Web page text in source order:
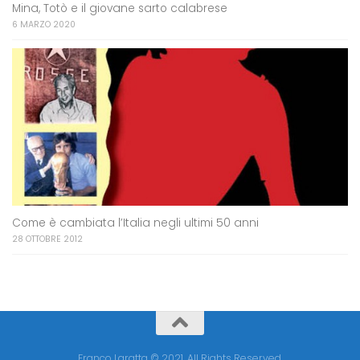
Mina, Totò e il giovane sarto calabrese
6 MARZO 2020
Come è cambiata l’Italia negli ultimi 50 anni
28 OTTOBRE 2012